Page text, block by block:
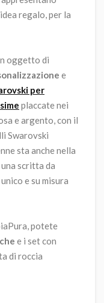
regalo, per la
oggetto di
e
per
placcate nei
e argento, con il
Swarovski
sta anche nella
scritta da
e su misura
potete
e i set con
di roccia